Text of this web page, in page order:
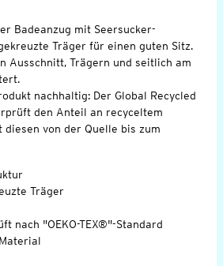
Badeanzug mit Seersucker-
Träger für einen guten Sitz.
Ausschnitt, Trägern und seitlich am
nachhaltig: Der Global Recycled
den Anteil an recyceltem
von der Quelle bis zum
Träger
nach "OEKO-TEX®"-Standard